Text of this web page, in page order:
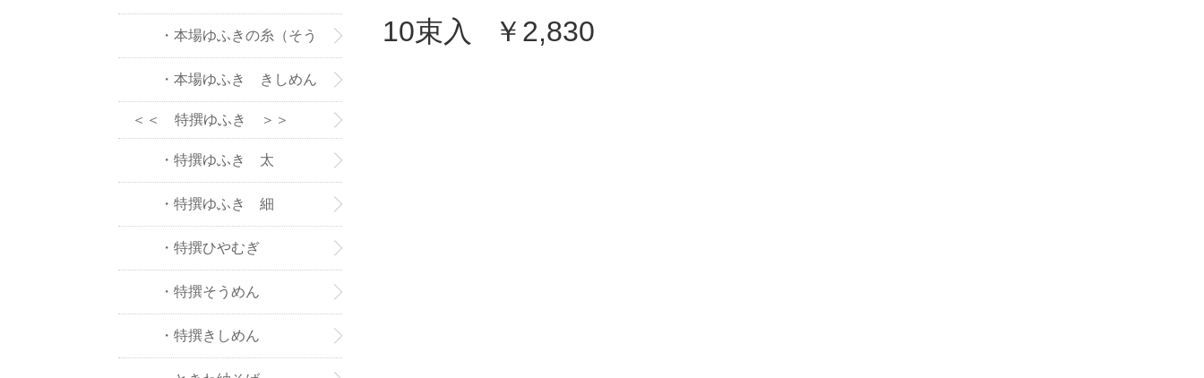
10束入 ￥2,830
・本場ゆふきの糸（そう
めん）
・本場ゆふき きしめん
＜＜ 特撰ゆふき ＞＞
・特撰ゆふき 太
・特撰ゆふき 細
・特撰ひやむぎ
・特撰そうめん
・特撰きしめん